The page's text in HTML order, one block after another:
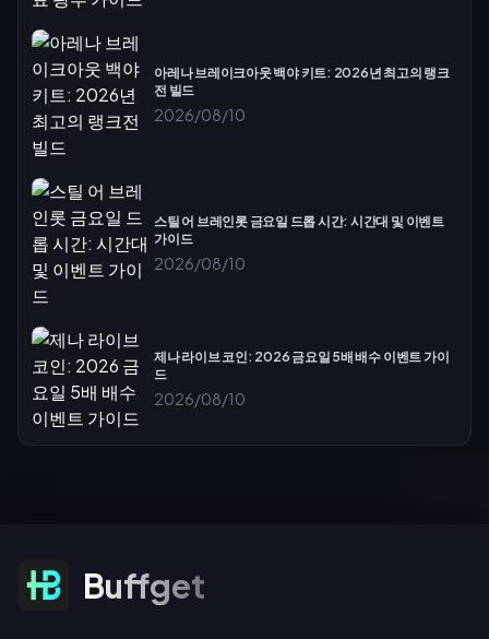
아레나 브레이크아웃 백야 키트: 2026년 최고의 랭크
전 빌드
2026/08/10
스틸 어 브레인롯 금요일 드롭 시간: 시간대 및 이벤트
가이드
2026/08/10
제나 라이브 코인: 2026 금요일 5배 배수 이벤트 가이
드
2026/08/10
특가 구독 Buffget